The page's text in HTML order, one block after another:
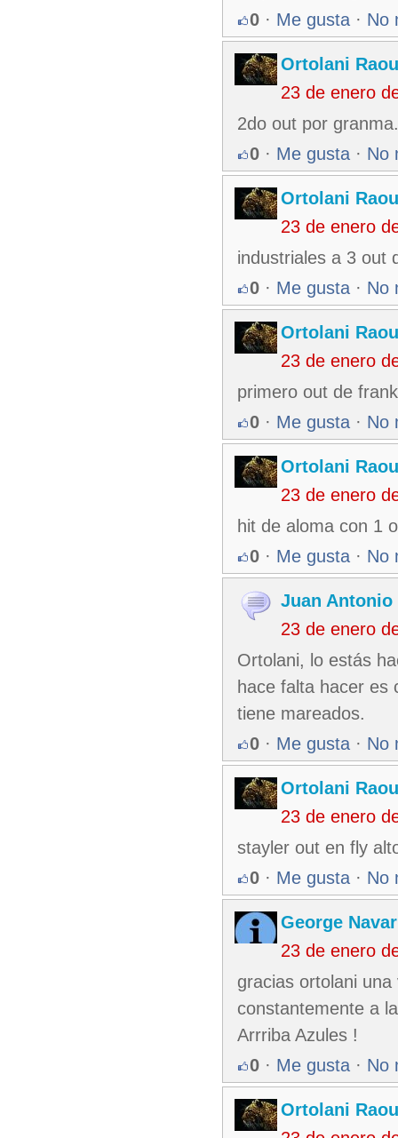
0 · Me gusta · No
Ortolani
23 de enero
2do out por granma.
0 · Me gusta · No
Ortolani
23 de enero
industriales a 3 out
0 · Me gusta · No
Ortolani
23 de enero
primero out de
0 · Me gusta · No
Ortolani
23 de enero
hit de aloma con 1
0 · Me gusta · No
Juan Antonio
23 de enero
Ortolani, lo estás
hace falta hacer es
tiene mareados.
0 · Me gusta · No
Ortolani
23 de enero
stayler out en fly
0 · Me gusta · No
George
23 de enero
gracias ortolani
constantemente a
Arrriba Azules !
0 · Me gusta · No
Ortolani